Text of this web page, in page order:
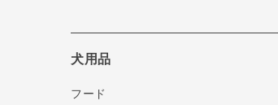
犬用品
フード